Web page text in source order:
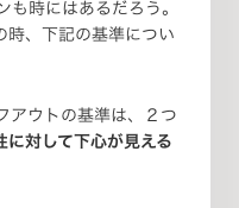
時にはあるだろう。
時、下記の基準につい
アウトの基準は、２つ
対して下心が見える